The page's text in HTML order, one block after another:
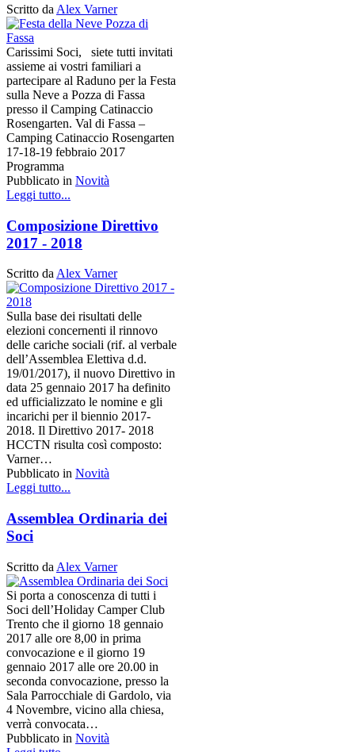
Scritto da Alex Varner
Carissimi Soci, siete tutti invitati
assieme ai vostri familiari a
partecipare al Raduno per la Festa
sulla Neve a Pozza di Fassa
presso il Camping Catinaccio
Rosengarten. Val di Fassa –
Camping Catinaccio Rosengarten
17-18-19 febbraio 2017
Programma
Pubblicato in Novità
Leggi tutto...
Composizione Direttivo
2017 - 2018
Scritto da Alex Varner
Sulla base dei risultati delle
elezioni concernenti il rinnovo
delle cariche sociali (rif. al verbale
dell’Assemblea Elettiva d.d.
19/01/2017), il nuovo Direttivo in
data 25 gennaio 2017 ha definito
ed ufficializzato le nomine e gli
incarichi per il biennio 2017-
2018. Il Direttivo 2017- 2018
HCCTN risulta così composto:
Varner…
Pubblicato in Novità
Leggi tutto...
Assemblea Ordinaria dei
Soci
Scritto da Alex Varner
Si porta a conoscenza di tutti i
Soci dell’Holiday Camper Club
Trento che il giorno 18 gennaio
2017 alle ore 8,00 in prima
convocazione e il giorno 19
gennaio 2017 alle ore 20.00 in
seconda convocazione, presso la
Sala Parrocchiale di Gardolo, via
4 Novembre, vicino alla chiesa,
verrà convocata…
Pubblicato in Novità